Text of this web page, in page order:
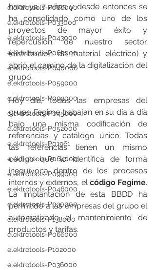
elektrotools-P086000
elektrotools-P033000
elektrotools-P043000
elektrotools-P065000
elektrotools-P040000
elektrotools-P059000
elektrotools-P002000
elektrotools-P045000
elektrotools-P052000
elektrotools-P01961
elektrotools-P064000
elektrotools-P099000
elektrotools-P046000
elektrotools-P030000
elektrotools-P138000
elektrotools-P066000
elektrotools-P102000
elektrotools-P036000
hace ya 7 años y desde entonces se
ha consolidado como uno de los
proyectos de mayor éxito y
repercusión de nuestro sector
(distribución de material eléctrico) y
abrió el camino de la digitalización del
grupo.
Hoy día, todas las empresas del
grupo Fegime trabajan en su día a día
bajo una misma codificación de
referencias y catálogo único. Todas
las referencias tienen un mismo
código que lo identifica de forma
inequívoca dentro de los procesos
internos y externos, el código Fegime.
La implantación de esta BBDD ha
permitido a las empresas del grupo el
automatizado el mantenimiento de
productos y tarifas.